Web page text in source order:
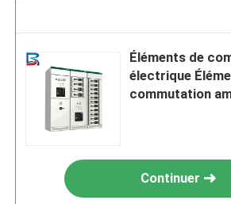
Éléments de
électrique
commutation
Continuer